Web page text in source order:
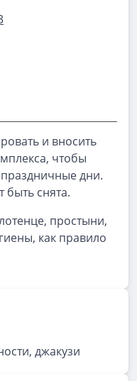
и вносить
чтобы
дни.
снята.
простыни,
как правило
джакузи